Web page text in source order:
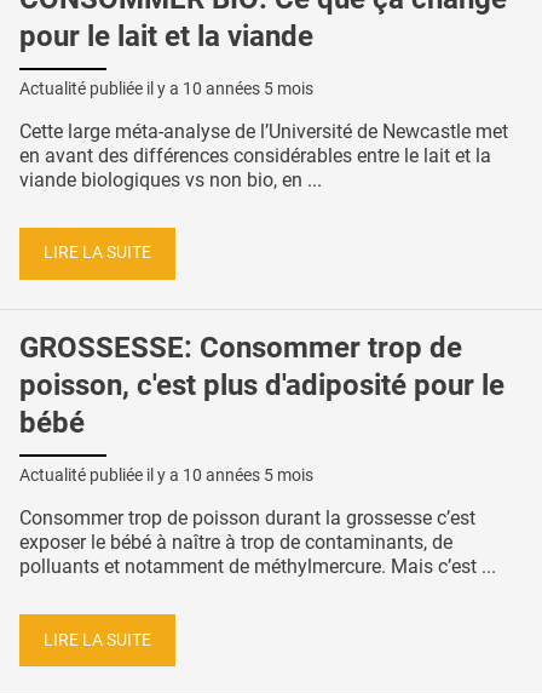
pour le lait et la viande
Actualité publiée il y a 10 années 5 mois
Cette large méta-analyse de l’Université de Newcastle met
en avant des différences considérables entre le lait et la
viande biologiques vs non bio, en ...
LIRE LA SUITE
GROSSESSE: Consommer trop de
poisson, c'est plus d'adiposité pour le
bébé
Actualité publiée il y a 10 années 5 mois
Consommer trop de poisson durant la grossesse c’est
exposer le bébé à naître à trop de contaminants, de
polluants et notamment de méthylmercure. Mais c’est ...
LIRE LA SUITE